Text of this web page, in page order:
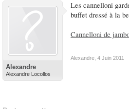
Alexandre
Alexandre Locollos
Les cannelloni
buffet dressé à la
Cannelloni de
Alexandre 4 Juin 2011